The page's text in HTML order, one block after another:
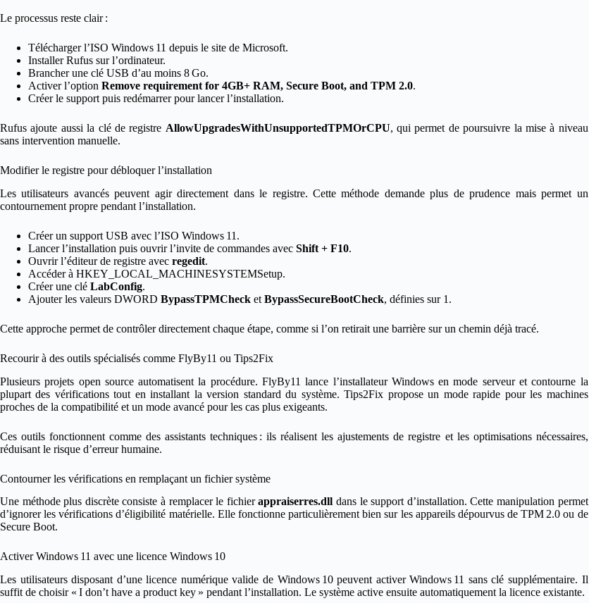
Le processus reste clair :
Télécharger l’ISO Windows 11 depuis le site de Microsoft.
Installer Rufus sur l’ordinateur.
Brancher une clé USB d’au moins 8 Go.
Activer l’option Remove requirement for 4GB+ RAM, Secure Boot, and TPM 2.0.
Créer le support puis redémarrer pour lancer l’installation.
Rufus ajoute aussi la clé de registre AllowUpgradesWithUnsupportedTPMOrCPU, qui permet de poursuivre la mise à niveau
sans intervention manuelle.
Modifier le registre pour débloquer l’installation
Les utilisateurs avancés peuvent agir directement dans le registre. Cette méthode demande plus de prudence mais permet un
contournement propre pendant l’installation.
Créer un support USB avec l’ISO Windows 11.
Lancer l’installation puis ouvrir l’invite de commandes avec Shift + F10.
Ouvrir l’éditeur de registre avec regedit.
Accéder à HKEY_LOCAL_MACHINESYSTEMSetup.
Créer une clé LabConfig.
Ajouter les valeurs DWORD BypassTPMCheck et BypassSecureBootCheck, définies sur 1.
Cette approche permet de contrôler directement chaque étape, comme si l’on retirait une barrière sur un chemin déjà tracé.
Recourir à des outils spécialisés comme FlyBy11 ou Tips2Fix
Plusieurs projets open source automatisent la procédure. FlyBy11 lance l’installateur Windows en mode serveur et contourne la
plupart des vérifications tout en installant la version standard du système. Tips2Fix propose un mode rapide pour les machines
proches de la compatibilité et un mode avancé pour les cas plus exigeants.
Ces outils fonctionnent comme des assistants techniques : ils réalisent les ajustements de registre et les optimisations nécessaires,
réduisant le risque d’erreur humaine.
Contourner les vérifications en remplaçant un fichier système
Une méthode plus discrète consiste à remplacer le fichierappraiserres.dll dans le support d’installation. Cette manipulation permet
d’ignorer les vérifications d’éligibilité matérielle. Elle fonctionne particulièrement bien sur les appareils dépourvus de TPM 2.0 ou de
Secure Boot.
Activer Windows 11 avec une licence Windows 10
Les utilisateurs disposant d’une licence numérique valide de Windows 10 peuvent activer Windows 11 sans clé supplémentaire. Il
suffit de choisir « I don’t have a product key » pendant l’installation. Le système active ensuite automatiquement la licence existante.